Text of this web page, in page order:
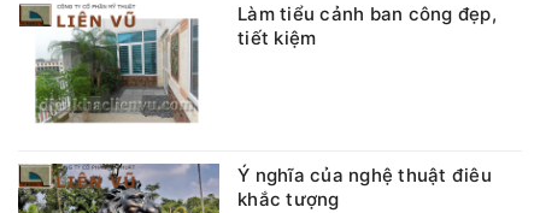
Làm tiểu cảnh ban công đẹp,
tiết kiệm
Ý nghĩa của nghệ thuật điêu
khắc tượng